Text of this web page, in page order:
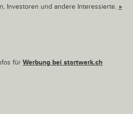
Investoren und andere Interessierte. »
für Werbung bei startwerk.ch